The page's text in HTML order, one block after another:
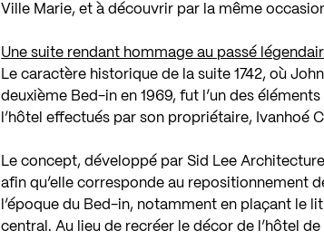
Ville Marie, et à découvrir par la même
Une suite rendant hommage au passé
Le caractère historique de la suite 1742, où
deuxième Bed-in en 1969, fut l’un des
l’hôtel effectués par son propriétaire, Ivanhoé
Le concept, développé par Sid Lee
afin qu’elle corresponde au repositionnement
l’époque du Bed-in, notamment en plaçant le
central. Au lieu de recréer le décor de l’hôtel